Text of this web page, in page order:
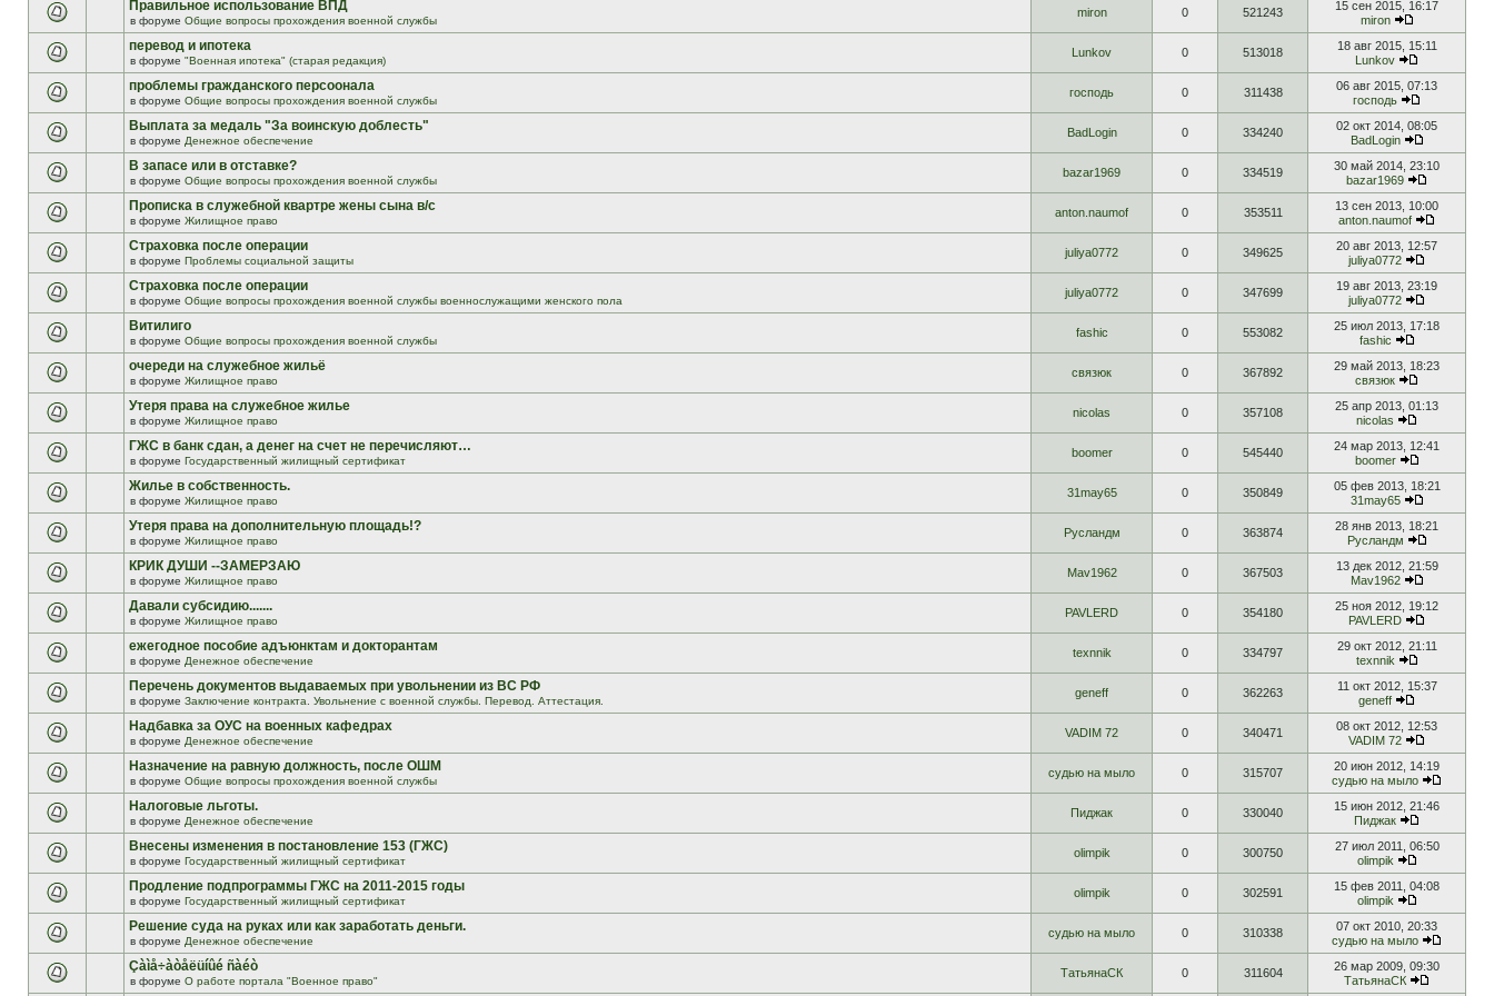
Правильное использование ВПД
в форуме Общие вопросы прохождения военной службы
miron 0 521243
15 сен 2015, 16:17
miron
перевод и ипотека
в форуме "Военная ипотека" (старая редакция)
Lunkov 0 513018
18 авг 2015, 15:11
Lunkov
проблемы гражданского персоонала
в форуме Общие вопросы прохождения военной службы
господь 0 311438
06 авг 2015, 07:13
господь
Выплата за медаль "За воинскую доблесть"
в форуме Денежное обеспечение
BadLogin 0 334240
02 окт 2014, 08:05
BadLogin
В запасе или в отставке?
в форуме Общие вопросы прохождения военной службы
bazar1969 0 334519
30 май 2014, 23:10
bazar1969
Прописка в служебной квартре жены сына в/с
в форуме Жилищное право
anton.naumof 0 353511
13 сен 2013, 10:00
anton.naumof
Страховка после операции
в форуме Проблемы социальной защиты
juliya0772 0 349625
20 авг 2013, 12:57
juliya0772
Страховка после операции
в форуме Общие вопросы прохождения военной службы военнослужащими женского пола
juliya0772 0 347699
19 авг 2013, 23:19
juliya0772
Витилиго
в форуме Общие вопросы прохождения военной службы
fashic 0 553082
25 июл 2013, 17:18
fashic
очереди на служебное жильё
в форуме Жилищное право
связюк 0 367892
29 май 2013, 18:23
связюк
Утеря права на служебное жилье
в форуме Жилищное право
nicolas 0 357108
25 апр 2013, 01:13
nicolas
ГЖС в банк сдан, а денег на счет не перечисляют…
в форуме Государственный жилищный сертификат
boomer 0 545440
24 мар 2013, 12:41
boomer
Жилье в собственность.
в форуме Жилищное право
31may65 0 350849
05 фев 2013, 18:21
31may65
Утеря права на дополнительную площадь!?
в форуме Жилищное право
Русландм 0 363874
28 янв 2013, 18:21
Русландм
КРИК ДУШИ --ЗАМЕРЗАЮ
в форуме Жилищное право
Mav1962 0 367503
13 дек 2012, 21:59
Mav1962
Давали субсидию.......
в форуме Жилищное право
PAVLERD 0 354180
25 ноя 2012, 19:12
PAVLERD
ежегодное пособие адъюнктам и докторантам
в форуме Денежное обеспечение
texnnik 0 334797
29 окт 2012, 21:11
texnnik
Перечень документов выдаваемых при увольнении из ВС РФ
в форуме Заключение контракта. Увольнение с военной службы. Перевод. Аттестация.
geneff 0 362263
11 окт 2012, 15:37
geneff
Надбавка за ОУС на военных кафедрах
в форуме Денежное обеспечение
VADIM 72 0 340471
08 окт 2012, 12:53
VADIM 72
Назначение на равную должность, после ОШМ
в форуме Общие вопросы прохождения военной службы
судью на мыло 0 315707
20 июн 2012, 14:19
судью на мыло
Налоговые льготы.
в форуме Денежное обеспечение
Пиджак 0 330040
15 июн 2012, 21:46
Пиджак
Внесены изменения в постановление 153 (ГЖС)
в форуме Государственный жилищный сертификат
olimpik 0 300750
27 июл 2011, 06:50
olimpik
Продление подпрограммы ГЖС на 2011-2015 годы
в форуме Государственный жилищный сертификат
olimpik 0 302591
15 фев 2011, 04:08
olimpik
Решение суда на руках или как заработать деньги.
в форуме Денежное обеспечение
судью на мыло 0 310338
07 окт 2010, 20:33
судью на мыло
Çàìå÷àòåëüíûé ñàéò
в форуме О работе портала "Военное право"
ТатьянаСК 0 311604
26 мар 2009, 09:30
ТатьянаСК